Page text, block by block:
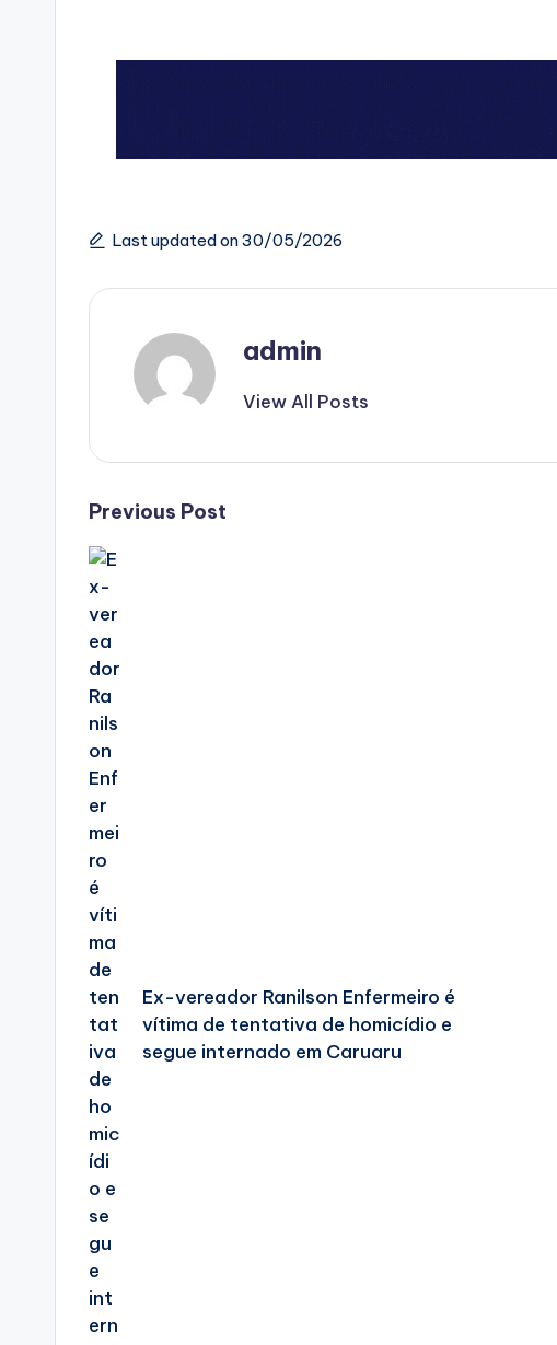
Last updated on 30/05/2026
admin
View All Posts
Post
navigation
Previous Post
Ex-vereador Ranilson Enfermeiro é
vítima de tentativa de homicídio e
segue internado em Caruaru